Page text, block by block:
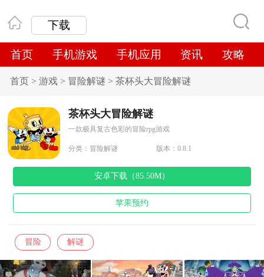
下载
首页 手机游戏 手机应用 资讯 攻略
首页 > 游戏 > 冒险解谜 > 茶杯头大冒险解谜
茶杯头大冒险解谜
一款极具复古色彩的冒险rpg游戏
分类： 冒险解谜 版本：0.8.1
安卓下载（85.50M）
苹果预约
冒险 解谜